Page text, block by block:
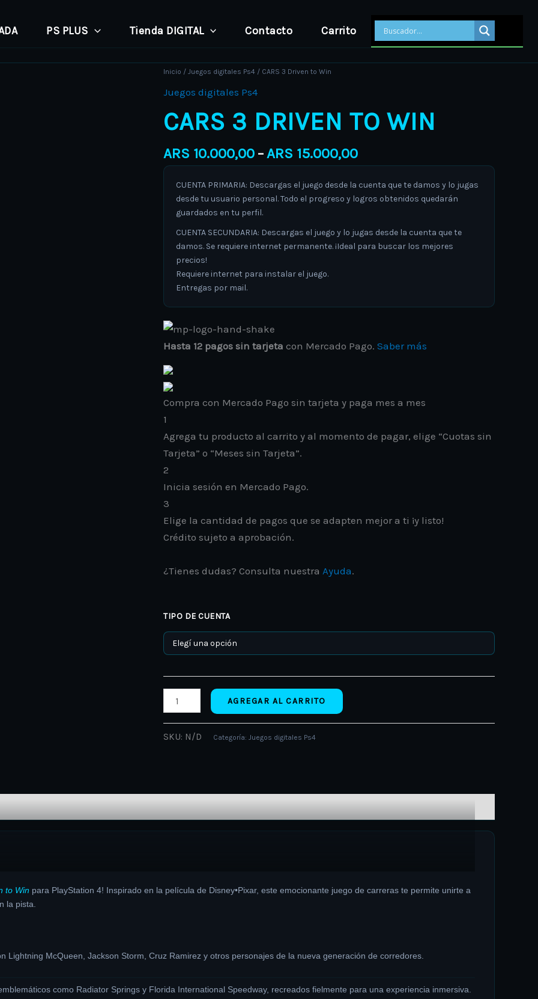
PS PLUS Tienda DIGITAL Contacto Carrito
Inicio / Juegos digitales Ps4 / CARS 3 Driven to Win
Juegos digitales Ps4
CARS 3 DRIVEN TO WIN
ARS 10.000,00 –ARS 15.000,00
through
CUENTA PRIMARIA: Descargas el juego desde la cuenta que te damos y lo jugas
desde tu usuario personal. Todo el progreso y logros obtenidos quedarán
guardados en tu perfil.
CUENTA SECUNDARIA: Descargas el juego y lo jugas desde la cuenta que te
damos. Se requiere internet permanente. ¡Ideal para buscar los mejores
precios!
Requiere internet para instalar el juego.
Entregas por mail.
Hasta 12 pagos sin tarjeta con Mercado Pago. Saber más
Compra con Mercado Pago sin tarjeta y paga mes a mes
1
Agrega tu producto al carrito y al momento de pagar, elige “Cuotas sin
Tarjeta” o “Meses sin Tarjeta”.
2
Inicia sesión en Mercado Pago.
3
Elige la cantidad de pagos que se adapten mejor a ti ¡y listo!
Crédito sujeto a aprobación.
¿Tienes dudas? Consulta nuestra Ayuda.
TIPO DE CUENTA
CARS
3
to
cantidad
AGREGAR AL CARRITO
SKU: N/D Categoría: Juegos digitales Ps4
to Win para PlayStation 4! Inspirado en la película de Disney•Pixar, este emocionante juego de carreras te permite unirte a
la pista.
Lightning McQueen, Jackson Storm, Cruz Ramirez y otros personajes de la nueva generación de corredores.
como Radiator Springs y Florida International Speedway, recreados fielmente para una experiencia inmersiva.